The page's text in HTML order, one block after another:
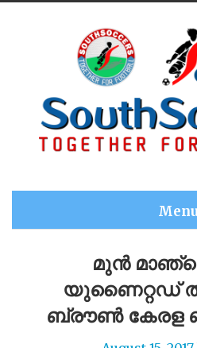
മുൻ
യുണൈറ്റഡ്
ബ്രൗൺ കേരള